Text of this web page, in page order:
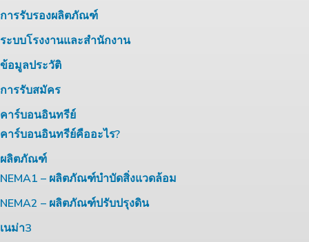
การรับรองผลิตภัณฑ์
ระบบโรงงานและสำนักงาน
ข้อมูลประวัติ
การรับสมัคร
คาร์บอนอินทรีย์
คาร์บอนอินทรีย์คืออะไร?
ผลิตภัณฑ์
NEMA1 – ผลิตภัณฑ์บำบัดสิ่งแวดล้อม
NEMA2 – ผลิตภัณฑ์ปรับปรุงดิน
เนม่า3